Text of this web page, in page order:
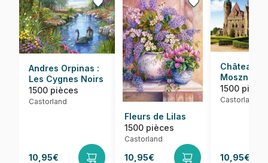
Andres Orpinas :
Les Cygnes Noirs
1500 pièces
Castorland
10,95€
Fleurs de Lilas
1500 pièces
Castorland
10,95€
Château
Moszna,
1500
Castorland
10,95€